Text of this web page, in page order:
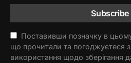
Subscribe
Поставивши позначку в
що прочитали та погоджуєтеся
використання щодо зберігання